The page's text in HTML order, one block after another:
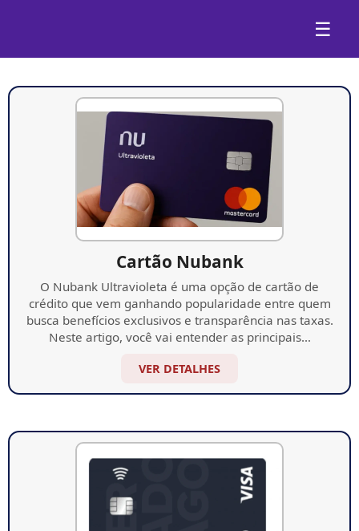
☰
Cartão Nubank
O Nubank Ultravioleta é uma opção de cartão de
crédito que vem ganhando popularidade entre quem
busca benefícios exclusivos e transparência nas taxas.
Neste artigo, você vai entender as principais…
VER DETALHES